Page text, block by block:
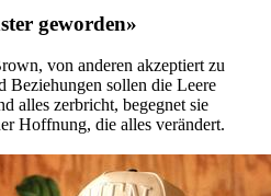
geworden»
von anderen akzeptiert zu
Beziehungen sollen die Leere
alles zerbricht, begegnet sie
Hoffnung, die alles verändert.